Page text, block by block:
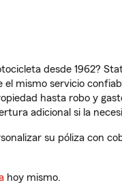
desde 1962?
mismo servicio
hasta robo y
adicional si la
su póliza con
hoy mismo.